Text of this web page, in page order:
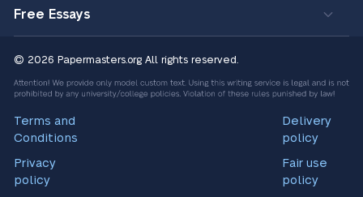
Free Essays
© 2026 Papermasters.org All rights reserved.
Terms and
Conditions
Privacy
policy
Delivery
policy
Fair use
policy